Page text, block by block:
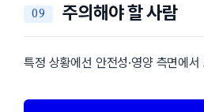
주의해야 할 사람
특정 상황에선 안전성·영양 측면에